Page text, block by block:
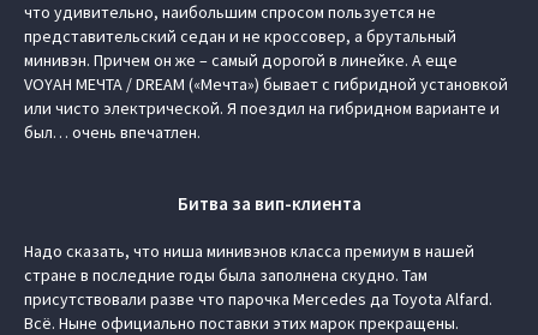
что удивительно, наибольшим спросом пользуется не
представительский седан и не кроссовер, а брутальный
минивэн. Причем он же – самый дорогой в линейке. А еще
VOYAH МЕЧТА / DREAM («Мечта») бывает с гибридной установкой
или чисто электрической. Я поездил на гибридном варианте и
был… очень впечатлен.
Битва за вип-клиента
Надо сказать, что ниша минивэнов класса премиум в нашей
стране в последние годы была заполнена скудно. Там
присутствовали разве что парочка Mercedes да Toyota Alfard.
Всё. Ныне официально поставки этих марок прекращены.